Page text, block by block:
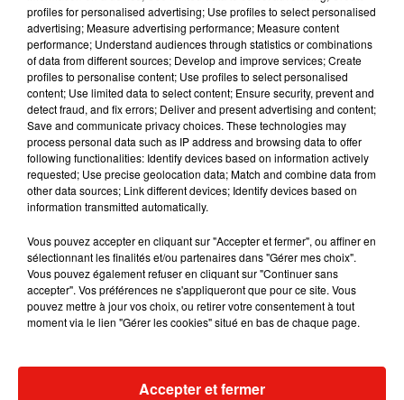
Musique
6 août 2026
Il y a 10 ans, DJ Snake changeait de
dimension avec son premier...
3 août 2026
leur mixtape créée en...
31 juillet 2026
profiles for personalised advertising; Use profiles to select personalised
advertising; Measure advertising performance; Measure content
performance; Understand audiences through statistics or combinations
of data from different sources; Develop and improve services; Create
profiles to personalise content; Use profiles to select personalised
content; Use limited data to select content; Ensure security, prevent and
detect fraud, and fix errors; Deliver and present advertising and content;
Save and communicate privacy choices. These technologies may
process personal data such as IP address and browsing data to offer
following functionalities: Identify devices based on information actively
requested; Use precise geolocation data; Match and combine data from
other data sources; Link different devices; Identify devices based on
information transmitted automatically.
Vous pouvez accepter en cliquant sur "Accepter et fermer", ou affiner en
sélectionnant les finalités et/ou partenaires dans "Gérer mes choix".
Vous pouvez également refuser en cliquant sur "Continuer sans
accepter". Vos préférences ne s'appliqueront que pour ce site. Vous
pouvez mettre à jour vos choix, ou retirer votre consentement à tout
moment via le lien "Gérer les cookies" situé en bas de chaque page.
Accepter et fermer